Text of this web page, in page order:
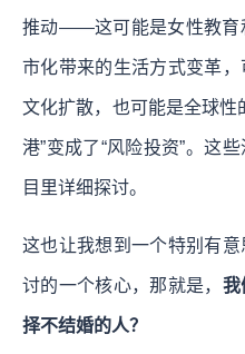
推动——这可能是女性教育
市化带来的生活方式变革
文化扩散，也可能是全球性
港”变成了“风险投资”。这
目里详细探讨。
这也让我想到一个特别有
讨的一个核心，那就是， 我
择不结婚的人？